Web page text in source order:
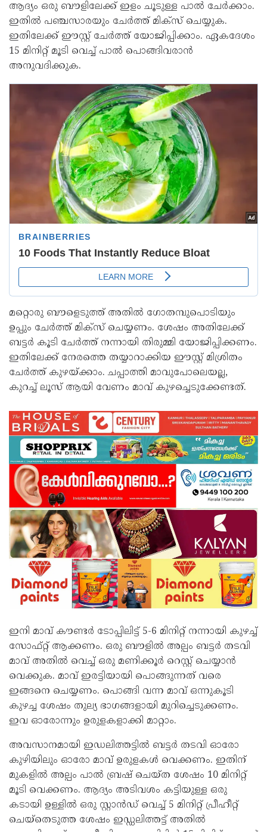
ആദ്യം ഒരു ബൗളിലേക്ക് ഇളം ചൂടുള്ള പാൽ ചേർക്കാം.
ഇതിൽ പഞ്ചസാരയും ചേർത്ത് മിക്സ് ചെയ്യുക.
ഇതിലേക്ക് ഈസ്റ്റ് ചേർത്ത് യോജിപ്പിക്കാം. ഏകദേശം
15 മിനിറ്റ് മൂടി വെച്ച് പാൽ പൊങ്ങിവരാൻ
അനുവദിക്കുക.
മറ്റൊരു ബൗളെടുത്ത് അതിൽ ഗോതമ്പുപൊടിയും
ഉപ്പും ചേർത്ത് മിക്സ് ചെയ്യണം. ശേഷം അതിലേക്ക്
ബട്ടർ കൂടി ചേർത്ത് നന്നായി തിരുമ്മി യോജിപ്പിക്കണം.
ഇതിലേക്ക് നേരത്തെ തയ്യാറാക്കിയ ഈസ്റ്റ് മിശ്രിതം
ചേർത്ത് കുഴയ്ക്കാം. ചപ്പാത്തി മാവുപോലെയല്ല,
കുറച്ച് ലൂസ് ആയി വേണം മാവ് കുഴച്ചെടുക്കേണ്ടത്.
ഇനി മാവ് കൗണ്ടർ ടോപ്പിലിട്ട് 5-6 മിനിറ്റ് നന്നായി കുഴച്ച്
സോഫ്റ്റ് ആക്കണം. ഒരു ബൗളിൽ അല്പം ബട്ടർ തടവി
മാവ് അതിൽ വെച്ച് ഒരു മണിക്കൂർ റെസ്റ്റ് ചെയ്യാൻ
വെക്കുക. മാവ് ഇരട്ടിയായി പൊങ്ങുന്നത് വരെ
ഇങ്ങനെ ചെയ്യണം. പൊങ്ങി വന്ന മാവ് ഒന്നുകൂടി
കുഴച്ച ശേഷം തുല്യ ഭാഗങ്ങളായി മുറിച്ചെടുക്കണം.
ഇവ ഓരോന്നും ഉരുളകളാക്കി മാറ്റാം.
അവസാനമായി ഇഡലിത്തട്ടിൽ ബട്ടർ തടവി ഓരോ
കുഴിയിലും ഓരോ മാവ് ഉരുളകൾ വെക്കണം. ഇതിന്
മുകളിൽ അല്പം പാൽ ബ്രഷ് ചെയ്ത ശേഷം 10 മിനിറ്റ്
മൂടി വെക്കണം. ആദ്യം അടിവശം കട്ടിയുള്ള ഒരു
കടായി ഉള്ളിൽ ഒരു സ്റ്റാൻഡ് വെച്ച് 5 മിനിറ്റ് പ്രീഹീറ്റ്
ചെയ്തെടുത്ത ശേഷം ഇഡ്ഡലിത്തട്ട് അതിൽ